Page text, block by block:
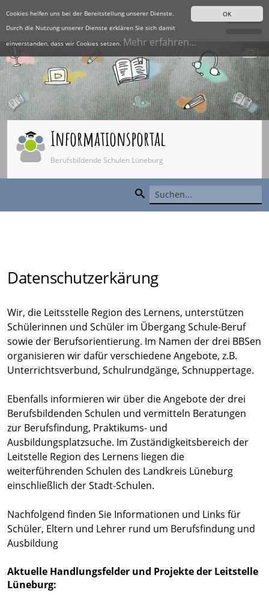
OK
Cookies helfen uns bei der Bereitstellung unserer Dienste.
Durch die Nutzung unserer Dienste erklären Sie sich damit
einverstanden, dass wir Cookies setzen. Mehr erfahren...
Informationsportal
Berufsbildende Schulen Lüneburg
Datenschutzerkärung
Wir, die Leitsstelle Region des Lernens, unterstützen
Schülerinnen und Schüler im Übergang Schule-Beruf
sowie der Berufsorientierung. Im Namen der drei BBSen
organisieren wir dafür verschiedene Angebote, z.B.
Unterrichtsverbund, Schulrundgänge, Schnuppertage.
Ebenfalls informieren wir über die Angebote der drei
Berufsbildenden Schulen und vermitteln Beratungen
zur Berufsfindung, Praktikums- und
Ausbildungsplatzsuche. Im Zuständigkeitsbereich der
Leitstelle Region des Lernens liegen die
weiterführenden Schulen des Landkreis Lüneburg
einschließlich der Stadt-Schulen.
Nachfolgend finden Sie Informationen und Links für
Schüler, Eltern und Lehrer rund um Berufsfindung und
Ausbildung
Aktuelle Handlungsfelder und Projekte der Leitstelle
Lüneburg: